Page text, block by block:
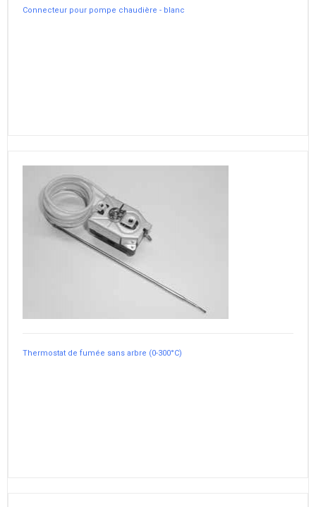
Connecteur pour pompe chaudière - blanc
Thermostat de fumée sans arbre (0-300°C)